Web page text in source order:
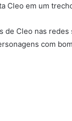
Cleo em um
de Cleo nas
com